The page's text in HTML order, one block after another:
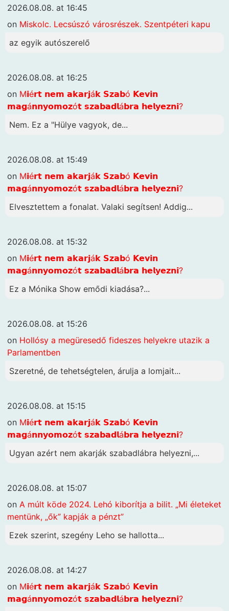
2026.08.08. at 16:45
on Miskolc. Lecsúszó városrészek. Szentpéteri kapu
az egyik autószerelő
2026.08.08. at 16:25
on M𝗶é𝗿𝘁 𝗻𝗲𝗺 𝗮𝗸𝗮𝗿𝗷á𝗸 𝗦𝘇𝗮𝗯ó 𝗞𝗲𝘃𝗶𝗻
𝗺𝗮𝗴á𝗻𝗻𝘆𝗼𝗺𝗼𝘇ó𝘁 𝘀𝘇𝗮𝗯𝗮𝗱𝗹á𝗯𝗿𝗮 𝗵𝗲𝗹𝘆𝗲𝘇𝗻𝗶?
Nem. Ez a "Hülye vagyok, de...
2026.08.08. at 15:49
on M𝗶é𝗿𝘁 𝗻𝗲𝗺 𝗮𝗸𝗮𝗿𝗷á𝗸 𝗦𝘇𝗮𝗯ó 𝗞𝗲𝘃𝗶𝗻
𝗺𝗮𝗴á𝗻𝗻𝘆𝗼𝗺𝗼𝘇ó𝘁 𝘀𝘇𝗮𝗯𝗮𝗱𝗹á𝗯𝗿𝗮 𝗵𝗲𝗹𝘆𝗲𝘇𝗻𝗶?
Elvesztettem a fonalat. Valaki segítsen! Addig...
2026.08.08. at 15:32
on M𝗶é𝗿𝘁 𝗻𝗲𝗺 𝗮𝗸𝗮𝗿𝗷á𝗸 𝗦𝘇𝗮𝗯ó 𝗞𝗲𝘃𝗶𝗻
𝗺𝗮𝗴á𝗻𝗻𝘆𝗼𝗺𝗼𝘇ó𝘁 𝘀𝘇𝗮𝗯𝗮𝗱𝗹á𝗯𝗿𝗮 𝗵𝗲𝗹𝘆𝗲𝘇𝗻𝗶?
Ez a Mónika Show emődi kiadása?...
2026.08.08. at 15:26
on Hollósy a megüresedő fideszes helyekre utazik a
Parlamentben
Szeretné, de tehetségtelen, árulja a lomjait...
2026.08.08. at 15:15
on M𝗶é𝗿𝘁 𝗻𝗲𝗺 𝗮𝗸𝗮𝗿𝗷á𝗸 𝗦𝘇𝗮𝗯ó 𝗞𝗲𝘃𝗶𝗻
𝗺𝗮𝗴á𝗻𝗻𝘆𝗼𝗺𝗼𝘇ó𝘁 𝘀𝘇𝗮𝗯𝗮𝗱𝗹á𝗯𝗿𝗮 𝗵𝗲𝗹𝘆𝗲𝘇𝗻𝗶?
Ugyan azért nem akarják szabadlábra helyezni,...
2026.08.08. at 15:07
on A múlt köde 2024. Lehó kiborítja a bilit. „Mi életeket
mentünk, „ők” kapják a pénzt”
Ezek szerint, szegény Leho se hallotta...
2026.08.08. at 14:27
on M𝗶é𝗿𝘁 𝗻𝗲𝗺 𝗮𝗸𝗮𝗿𝗷á𝗸 𝗦𝘇𝗮𝗯ó 𝗞𝗲𝘃𝗶𝗻
𝗺𝗮𝗴á𝗻𝗻𝘆𝗼𝗺𝗼𝘇ó𝘁 𝘀𝘇𝗮𝗯𝗮𝗱𝗹á𝗯𝗿𝗮 𝗵𝗲𝗹𝘆𝗲𝘇𝗻𝗶?